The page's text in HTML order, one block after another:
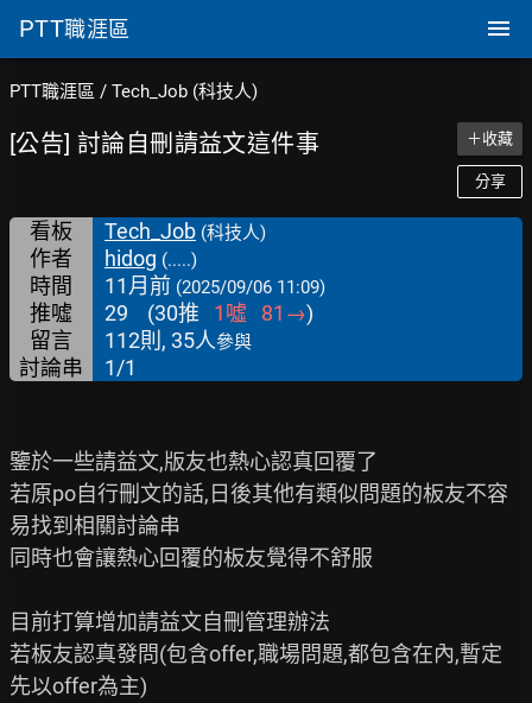
PTT職涯區
PTT職涯區 / Tech_Job (科技人)
[公告] 討論自刪請益文這件事 ＋收藏
分享
看板 Tech_Job (科技人)
作者 hidog (.....)
時間 11月前 (2025/09/06 11:09)
推噓 29 (30推 1噓 81 →)
留言
112則, 35人參與
討論串 1/1
鑒於一些請益文,版友也熱心認真回覆了
若原po自行刪文的話,日後其他有類似問題的板友不容
易找到相關討論串
同時也會讓熱心回覆的板友覺得不舒服
目前打算增加請益文自刪管理辦法
若板友認真發問(包含offer,職場問題,都包含在內,暫定
先以offer為主)